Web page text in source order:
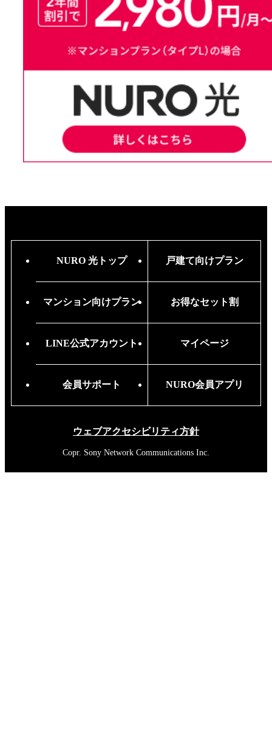
NURO 光トップ 戸建て向けプラン
マンション向けプラン お得なセット割
LINE公式アカウント マイページ
会員サポート NURO会員アプリ
ウェブアクセシビリティ方針
Copr. Sony Network Communications Inc.